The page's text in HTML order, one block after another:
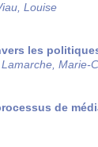
Louise
les
Lamarche, Marie-
de